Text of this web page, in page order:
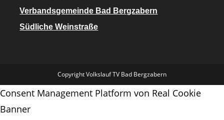
Verbandsgemeinde Bad Bergzabern
Südliche Weinstraße
Copyright Volkslauf TV Bad Bergzabern
Consent Management Platform von Real Cookie
Banner